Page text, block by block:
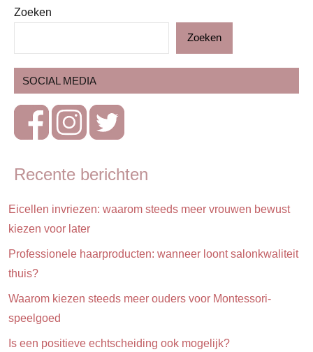
Blog
Gezin
Kinderen
Ontwikkeling
Opvoeding
ouderschap
Zoeken
Zoeken
SOCIAL MEDIA
Recente berichten
Eicellen invriezen: waarom steeds meer vrouwen bewust
kiezen voor later
Professionele haarproducten: wanneer loont salonkwaliteit
thuis?
Waarom kiezen steeds meer ouders voor Montessori-
speelgoed
Is een positieve echtscheiding ook mogelijk?